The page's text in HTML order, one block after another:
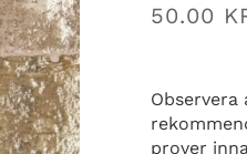
50.00
prover